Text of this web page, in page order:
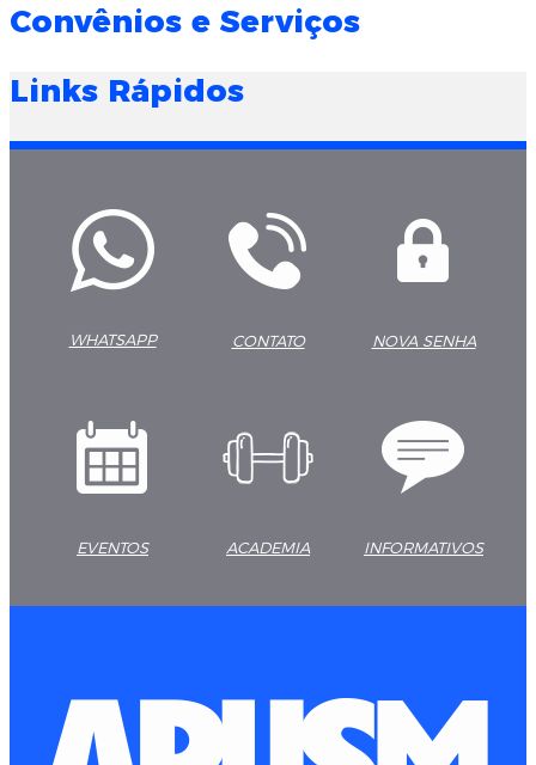
Convênios e Serviços
Links Rápidos
WHATSAPP CONTATO NOVA SENHA
EVENTOS ACADEMIA INFORMATIVOS